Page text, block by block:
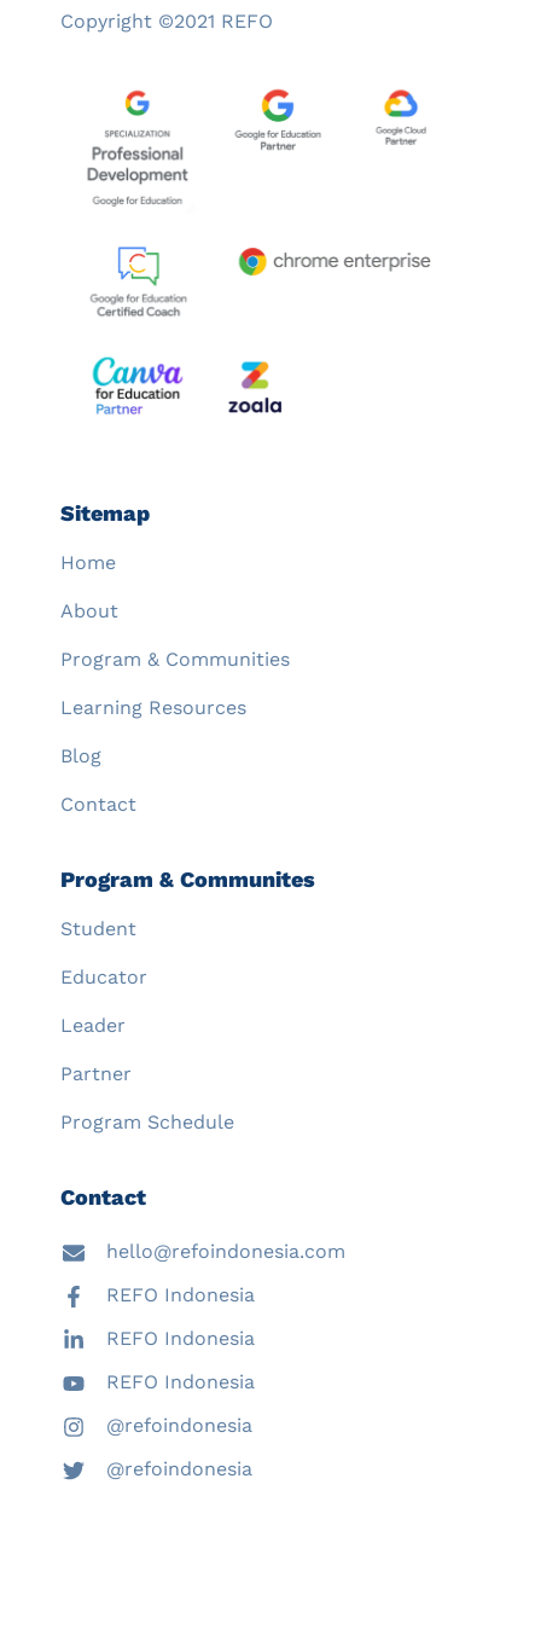
Copyright ©2021 REFO
Sitemap
Home
About
Program & Communities
Learning Resources
Blog
Contact
Program & Communites
Student
Educator
Leader
Partner
Program Schedule
Contact
hello@refoindonesia.com
REFO Indonesia
REFO Indonesia
REFO Indonesia
@refoindonesia
@refoindonesia